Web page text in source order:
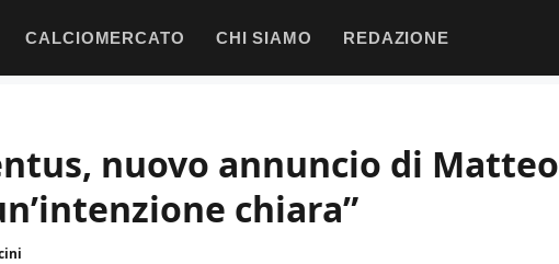
CALCIOMERCATO CHI SIAMO REDAZIONE
nuovo annuncio di Matteo
chiara”